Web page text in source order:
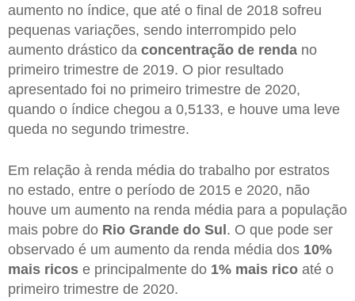
aumento no índice, que até o final de 2018 sofreu
pequenas variações, sendo interrompido pelo
aumento drástico da concentração de renda no
primeiro trimestre de 2019. O pior resultado
apresentado foi no primeiro trimestre de 2020,
quando o índice chegou a 0,5133, e houve uma leve
queda no segundo trimestre.
Em relação à renda média do trabalho por estratos
no estado, entre o período de 2015 e 2020, não
houve um aumento na renda média para a população
mais pobre do Rio Grande do Sul. O que pode ser
observado é um aumento da renda média dos 10%
mais ricos e principalmente do 1% mais rico até o
primeiro trimestre de 2020.